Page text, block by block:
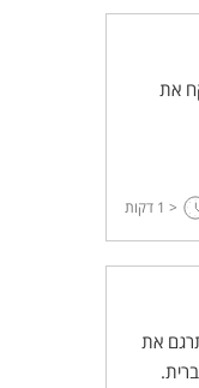
את
< 1 דקות
את